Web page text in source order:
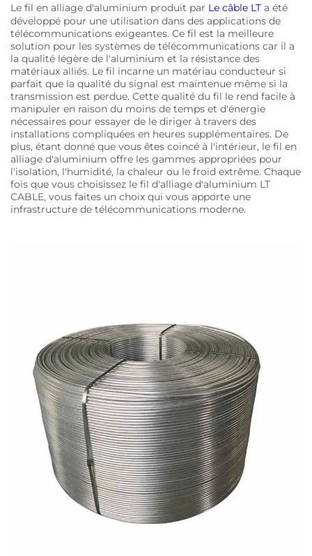
Le fil en alliage d'aluminium produit par Le câble LT a été
développé pour une utilisation dans des applications de
télécommunications exigeantes. Ce fil est la meilleure
solution pour les systèmes de télécommunications car il a
la qualité légère de l'aluminium et la résistance des
matériaux alliés. Le fil incarne un matériau conducteur si
parfait que la qualité du signal est maintenue même si la
transmission est perdue. Cette qualité du fil le rend facile à
manipuler en raison du moins de temps et d'énergie
nécessaires pour essayer de le diriger à travers des
installations compliquées en heures supplémentaires. De
plus, étant donné que vous êtes coincé à l'intérieur, le fil en
alliage d'aluminium offre les gammes appropriées pour
l'isolation, l'humidité, la chaleur ou le froid extrême. Chaque
fois que vous choisissez le fil d'alliage d'aluminium LT
CABLE, vous faites un choix qui vous apporte une
infrastructure de télécommunications moderne.